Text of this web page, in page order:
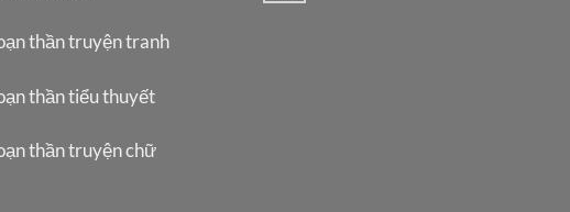
thần truyện tranh
thần tiểu thuyết
thần truyện chữ